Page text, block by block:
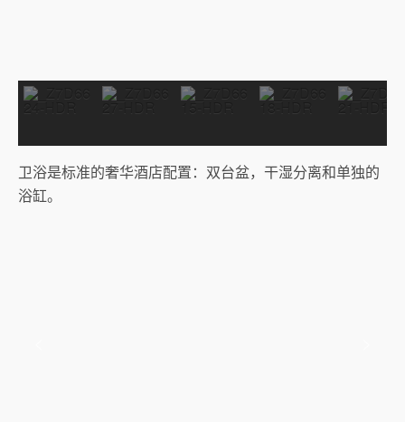
卫浴是标准的奢华酒店配置：双台盆，干湿分离和单独的
浴缸。